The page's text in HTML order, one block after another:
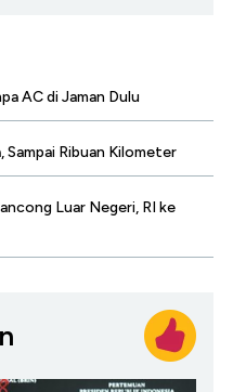
AC di Jaman Dulu
Sampai Ribuan Kilometer
Luar Negeri, RI ke